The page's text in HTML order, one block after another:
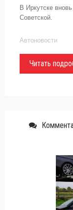
В Иркутске
Советской.
Автоновости
Читать